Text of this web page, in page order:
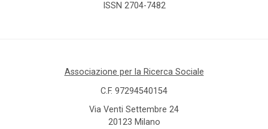
ISSN 2704-7482
Associazione per la Ricerca Sociale
C.F. 97294540154
Via Venti Settembre 24
20123 Milano